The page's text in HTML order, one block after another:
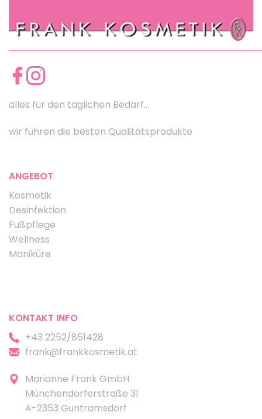
alles für den täglichen Bedarf...
wir führen die besten Qualitätsprodukte
ANGEBOT
Kosmetik
Desinfektion
Fußpflege
Wellness
Maniküre
KONTAKT INFO
+43 2252/851428
frank@frankkosmetik.at
Marianne Frank GmbH
Münchendorferstraße 31
A-2353 Guntramsdorf